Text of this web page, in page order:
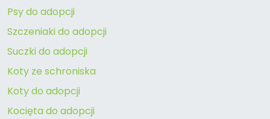
Psy do adopcji
Szczeniaki do adopcji
Suczki do adopcji
Koty ze schroniska
Koty do adopcji
Kocięta do adopcji